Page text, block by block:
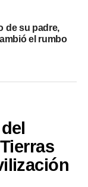
de su padre,
el rumbo